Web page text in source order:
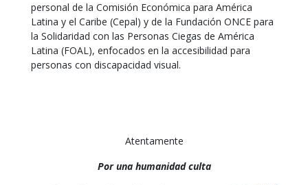
personal de la Comisión Económica para América
Latina y el Caribe (Cepal) y de la Fundación ONCE para
la Solidaridad con las Personas Ciegas de América
Latina (FOAL), enfocados en la accesibilidad para
personas con discapacidad visual.
Atentamente
Por una humanidad culta